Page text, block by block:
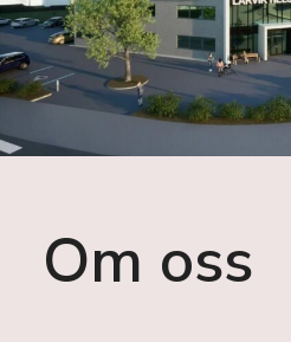
Om oss